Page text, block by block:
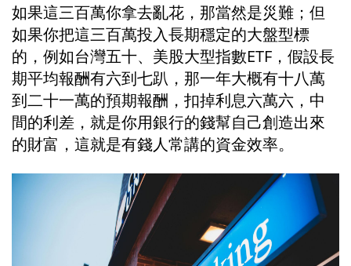
如果這三百萬你拿去亂花，那當然是災難；但
如果你把這三百萬投入長期穩定的大盤型標
的，例如台灣五十、美股大型指數ETF，假設長
期平均報酬有六到七趴，那一年大概有十八萬
到二十一萬的預期報酬，扣掉利息六萬六，中
間的利差，就是你用銀行的錢幫自己創造出來
的財富，這就是有錢人常講的資金效率。